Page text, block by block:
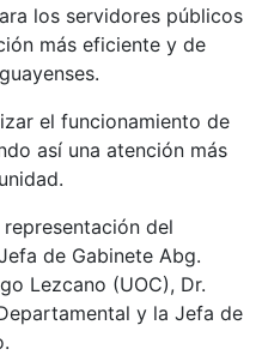
los servidores públicos
más eficiente y de
el funcionamiento de
así una atención más
del
de Gabinete Abg.
Lezcano (UOC), Dr.
y la Jefa de